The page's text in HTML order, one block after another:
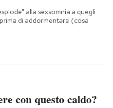
alla sexsomnia a quegli
di addormentarsi (cosa
con questo caldo?